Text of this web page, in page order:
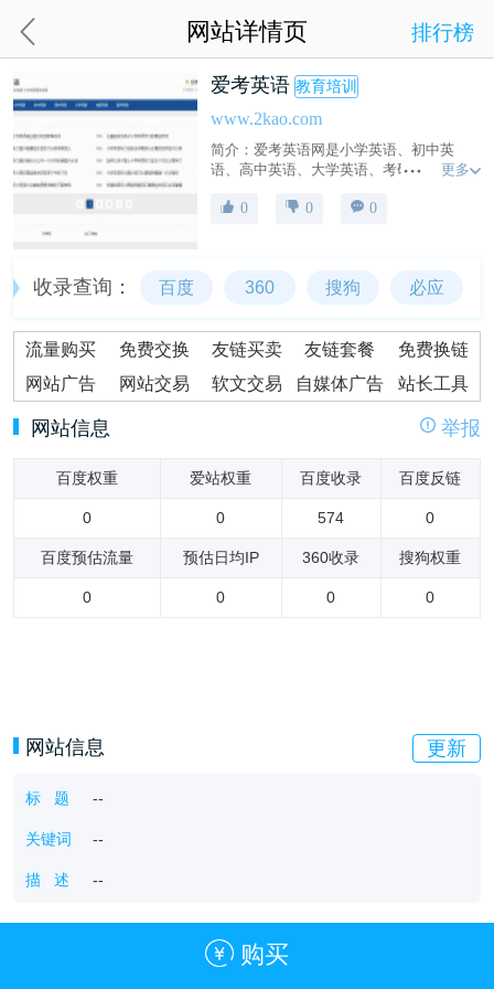
网站详情页 排行榜
爱考英语 教育培训
www.2kao.com
简介：爱考英语网是小学英语、初中英
语、高中英语、大学英语、考研英语、留
更多
0 0 0
收录查询： 百度 360 搜狗 必应
流量购买 免费交换 友链买卖 友链套餐
免费换链
网站广告
网站交易 软文交易 自媒体广告 站长工具
网站信息 举报
百度权重 爱站权重 百度收录 百度反链
0 0 574 0
百度预估流量 预估日均IP 360收录 搜狗权重
0 0 0 0
网站信息 更新
标 题 --
关键词 --
描 述 --
购买